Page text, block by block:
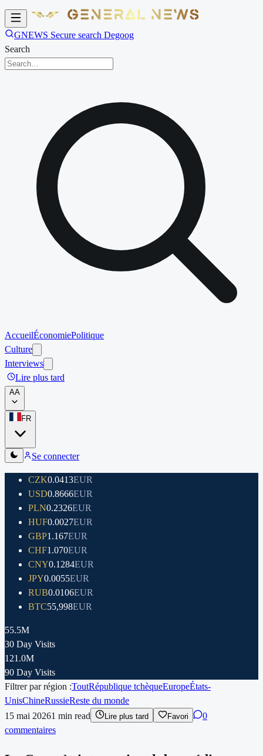
GNEWS Secure search Degoog
Search
AccueilÉconomiePolitique
Culture
Interviews
Lire plus tard
AA
FR
Se connecter
CZK0.0413EUR
USD0.8666EUR
PLN0.2326EUR
HUF0.0027EUR
GBP1.167EUR
CHF1.070EUR
CNY0.1284EUR
JPY0.0055EUR
RUB0.0106EUR
BTC55,998EUR
55.5M
30 Day Visits
121.0M
90 Day Visits
Filtrer par région :ToutRépublique tchèqueEuropeÉtats-
UnisChineRussieReste du monde
15 mai 20261 min read Lire plus tard Favori
0
commentaires